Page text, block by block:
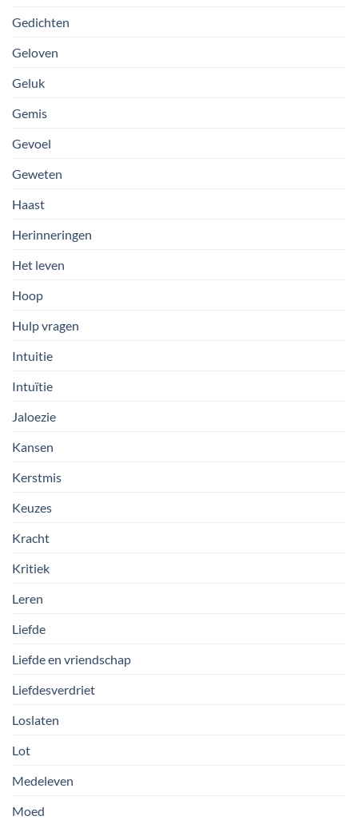
Gedichten
Geloven
Geluk
Gemis
Gevoel
Geweten
Haast
Herinneringen
Het leven
Hoop
Hulp vragen
Intuitie
Intuïtie
Jaloezie
Kansen
Kerstmis
Keuzes
Kracht
Kritiek
Leren
Liefde
Liefde en vriendschap
Liefdesverdriet
Loslaten
Lot
Medeleven
Moed